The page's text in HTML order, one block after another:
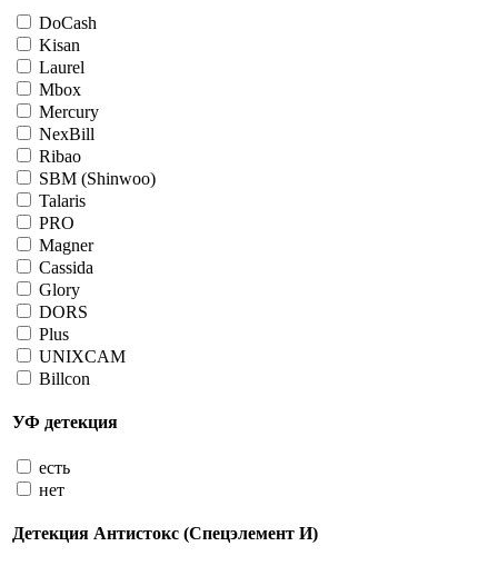
DoCash
Kisan
Laurel
Mbox
Mercury
NexBill
Ribao
SBM (Shinwoo)
Talaris
PRO
Magner
Cassida
Glory
DORS
Plus
UNIXCAM
Billcon
УФ детекция
есть
нет
Детекция Антистокс (Спецэлемент И)